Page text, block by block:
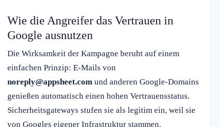
Wie die Angreifer das Vertrauen in
Google ausnutzen
Die Wirksamkeit der Kampagne beruht auf einem
einfachen Prinzip: E-Mails von
noreply@appsheet.com und anderen Google-Domains
genießen automatisch einen hohen Vertrauensstatus.
Sicherheitsgateways stufen sie als legitim ein, weil sie
von Googles eigener Infrastruktur stammen.